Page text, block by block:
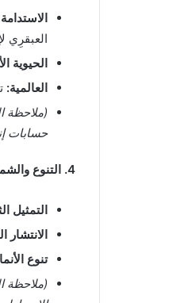
العبقرِي
الحيوية
العالمية:
حسابات
4. التنوع والشمولية في التصنيف (الوزن: 15%) – النتيجة: 11/15
التمثيل
الانتشار
تنوع